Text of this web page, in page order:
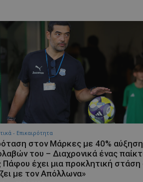
- Επικαιρότητα
στον Μάρκες με 40%
του – Διαχρονικά ένας
Πάφου έχει μια προκλητική στάση
με τον Απόλλωνα»